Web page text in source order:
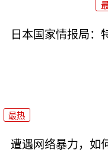
日本国家情报局：
最热
遭遇网络暴力，如